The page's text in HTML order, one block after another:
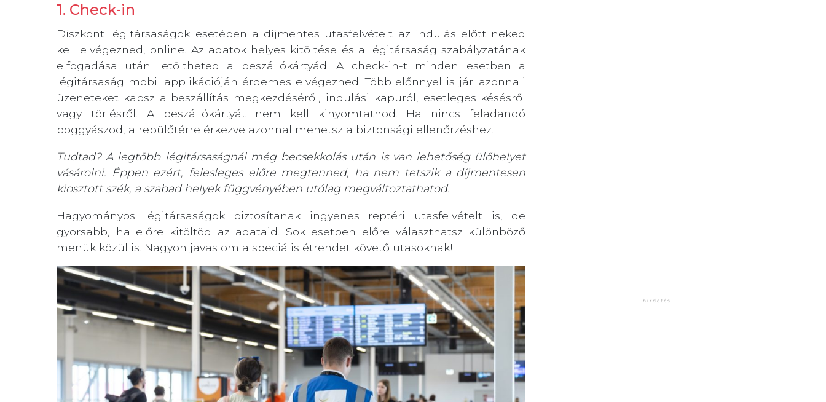
1. Check-in
Diszkont légitársaságok esetében a díjmentes utasfelvételt az indulás előtt neked
kell elvégezned, online. Az adatok helyes kitöltése és a légitársaság szabályzatának
elfogadása után letöltheted a beszállókártyád. A check-in-t minden esetben a
légitársaság mobil applikációján érdemes elvégezned. Több előnnyel is jár: azonnali
üzeneteket kapsz a beszállítás megkezdéséről, indulási kapuról, esetleges késésről
vagy törlésről. A beszállókártyát nem kell kinyomtatnod. Ha nincs feladandó
poggyászod, a repülőtérre érkezve azonnal mehetsz a biztonsági ellenőrzéshez.
Tudtad? A legtöbb légitársaságnál még becsekkolás után is van lehetőség ülőhelyet
vásárolni. Éppen ezért, felesleges előre megtenned, ha nem tetszik a díjmentesen
kiosztott szék, a szabad helyek függvényében utólag megváltoztathatod.
Hagyományos légitársaságok biztosítanak ingyenes reptéri utasfelvételt is, de
gyorsabb, ha előre kitöltöd az adataid. Sok esetben előre választhatsz különböző
menük közül is. Nagyon javaslom a speciális étrendet követő utasoknak!